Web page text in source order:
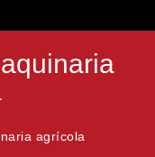
agrícola